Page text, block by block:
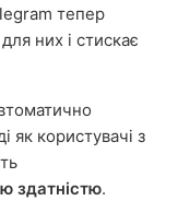
тепер
них і стискає
як користувачі з
здатністю.